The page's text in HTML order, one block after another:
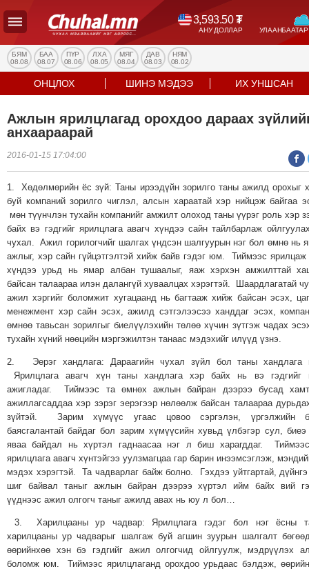
3,593.50₮
АНУ ДОЛЛАР
УЛС
ТӨР
НИЙГЭМ
ЭРҮҮЛ
СПОРТ
ENTERTAINMENT
ДЭЛХИЙН
МЭДЭЭ
МЭДЭЭ
НИЙСЛЭЛ
МЭДЭХҮЙ
ТЕХНОЛОГИ
ЭРДЭНЭТ
ҮЙЛДВЭРИЙН
ЭРГЭН
ТОЙРОНД
ХАВРЫН
ЧУУЛГАНЫ
ЭРГЭН
ТОЙРОНД
"ОУВС"-
ИЙН
ЭРГЭН
ТОЙРОНД
БЯМ
08.08
БАА
08.07
ПҮР
08.06
ЛХА
08.05
МЯГ
08.04
ДАВ
08.03
НЯМ
08.02
ОНЦЛОХ ШИНЭ МЭДЭЭ ИХ УНШСАН
Ажлын ярилцлагад орохдоо дараах
анхаараарай
2016-01-15 17:04:00
1. Хөдөлмөрийн ёс зүй: Таны ирээдүйн зорилго таны ажилд орохыг
буй компаний зорилго чиглэл, алсын хараатай хэр нийцэж байгаа
мөн түүнчлэн тухайн компанийг амжилт олоход таны үүрэг роль хэр
байх вэ гэдгийг ярилцлага авагч хүндээ сайн тайлбарлаж
чухал. Ажил горилогчийг шалгах үндсэн шалгуурын нэг бол өмнө нь
ажлыг, хэр сайн гүйцэтгэлтэй хийж байв гэдэг юм. Тиймээс ярилцаж
хүндээ урьд нь ямар албан тушаалыг, яаж хэрхэн амжилттай
байсан талаараа илэн далангүй хуваалцах хэрэгтэй. Шаардлагатай
ажил хэргийг боломжит хугацаанд нь багтааж хийж байсан эсэх,
менежмент хэр сайн эсэх, ажилд сэтгэлээсээ ханддаг эсэх,
өмнөө тавьсан зорилгыг биелүүлэхийн төлөө хүчин зүтгэж чадах
тухайн хүний нөөцийн мэргэжилтэн танаас мэдэхийг илүүд үзнэ.
2. Эерэг хандлага: Дараагийн чухал зүйл бол таны хандлага
Ярилцлага авагч хүн таны хандлага хэр байх нь вэ гэдгийг
ажигладаг. Тиймээс та өмнөх ажлын байран дээрээ бусад
ажиллагсаддаа хэр зэрэг эерэгээр нөлөөлж байсан талаараа
зүйтэй. Зарим хүмүүс угаас цовоо сэргэлэн, үргэлжийн
баясгалантай байдаг бол зарим хүмүүсийн хувьд үлбэгэр сул, биеэ
яваа байдал нь хүртэл гаднаасаа нэг л биш харагддаг.
ярилцлага авагч хүнтэйгээ уулзмагцаа гар барин инээмсэглэж,
мэдэх хэрэгтэй. Та чадварлаг байж болно. Гэхдээ уйтгартай,
шиг байвал таныг ажлын байран дээрээ хүртэл ийм байх вий
үүднээс ажил олгогч таныг ажилд авах нь юу л бол…
3. Харилцааны ур чадвар: Ярилцлага гэдэг бол нэг ёсны
харилцааны ур чадварыг шалгаж буй агшин зуурын шалгалт
өөрийнхөө хэн бэ гэдгийг ажил олгогчид ойлгуулж, мэдрүүлэх
боломж юм. Тиймээс ярилцлаганд орохдоо урьдаас бэлдэж,